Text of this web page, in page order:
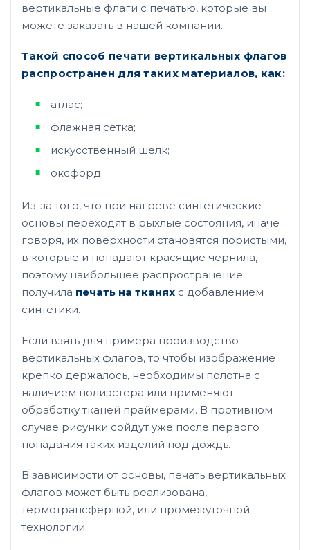
вертикальные флаги с печатью, которые вы
можете заказать в нашей компании.
Такой способ печати вертикальных флагов
распространен для таких материалов, как:
атлас;
флажная сетка;
искусственный шелк;
оксфорд;
Из-за того, что при нагреве синтетические
основы переходят в рыхлые состояния, иначе
говоря, их поверхности становятся пористыми,
в которые и попадают красящие чернила,
поэтому наибольшее распространение
получила печать на тканях с добавлением
синтетики.
Если взять для примера производство
вертикальных флагов, то чтобы изображение
крепко держалось, необходимы полотна с
наличием полиэстера или применяют
обработку тканей праймерами. В противном
случае рисунки сойдут уже после первого
попадания таких изделий под дождь.
В зависимости от основы, печать вертикальных
флагов может быть реализована,
термотрансферной, или промежуточной
технологии.